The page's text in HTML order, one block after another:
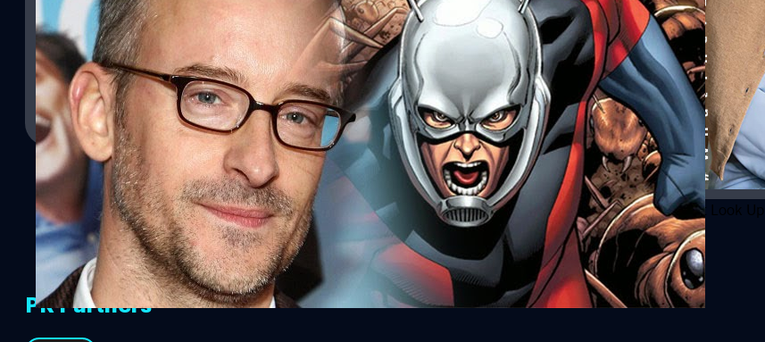
Don't Look Up
Don't Look Up
เรียบร้อยโรงเรียน Marvel เสียที หลังจากก่อนหน้านี้ผู้กำกับ Edgar Wright ที่อยู่คู่โครงการหนัง Ant-man
ประกาศถอนตัวไปเมื่อเดือนที่แล้ว ในวันนี้ทาง Marvel ได้ออกมายืนยันเรียบร้อยแล้วว่าได้ Peyton Reed ผู้
กำกับจากเรื่อง Yes Man มากุมบังเหียนต่อจาก Wright และจะเริ่มงานทันทีเพื่อให้หนังเสร็จทันกำหนดฉาย
ในวันที่ 17 กรกฎาคม 2015 สำหรับการคาดการก่อนหน้านี้ที่คาดกันว่าผู้กำกับจาก Anchorman ซึ่งก็คือ
Adam McKay จะมาเป็นผู้กำกับแทน ก็ได้มีการเปลี่ยนแปลงเป็นเพียงผู้แก้ไขบทแทนเท่านั้น ก่อนหน้านี้มี
ข่าวออกมาเมื่อตอนที่ Edgar Wright ประกาศถอนตัวว่า "เป็นมุมมองที่แตกต่างกันระหว่างผู้กำกับและสตูดิ
โอ" ซึ่งก็น่าจะจริงตามนั้น เพราะว่าในภายหลัง Paul Rudd ผู้รับบท "มนุษย์มด" ได้ให้ความเห็นว่า ทาง
Marvel เองต้องการจะให้ Ant-man เดินไปในเส้นทางที่ปนไปด้วยความคอเมดี้ตลก ไม่ซีเรียสจนเกินไป ซึ่งก็
คงเหมาะกับ Reed ที่ผ่านงานประเภทนั้นมาอย่าง Yes Man, The Break Up และ…
Surasak Siriprapasoontorn| 4441 days ago
Read More
PR Partners